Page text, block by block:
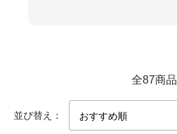
全87商品
並び替え：